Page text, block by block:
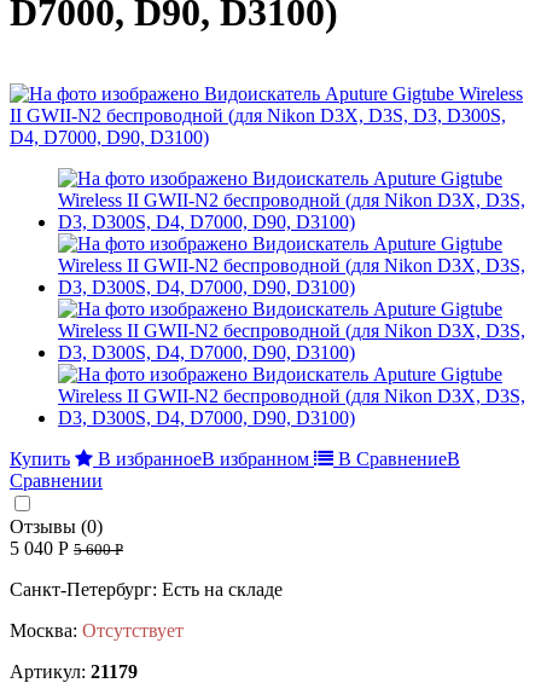
D7000, D90, D3100)
Купить В избранноеВ избранном В СравнениеВ
Сравнении
Отзывы (0)
5 040 Р 5 600 Р
Санкт-Петербург: Есть на складе
Москва: Отсутствует
Артикул: 21179